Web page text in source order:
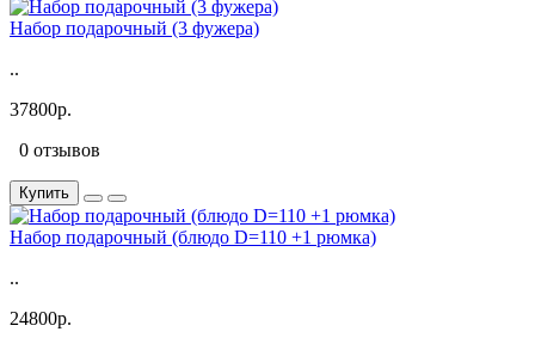
Набор подарочный (3 фужера)
..
37800р.
0 отзывов
Купить
Набор подарочный (блюдо D=110 +1 рюмка)
..
24800р.